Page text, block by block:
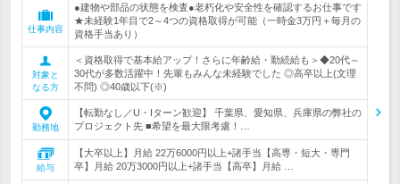
仕事内容
●建物や部品の状態を検査●老朽化や安全性を確認するお仕事です
★未経験1年目で2～4つの資格取得が可能（一時金3万円＋毎月の
資格手当あり）
対象と
なる方
＜資格取得で基本給アップ！さらに年齢給・勤続給も＞◆20代～
30代が多数活躍中！先輩もみんな未経験でした ◎高卒以上(文理
不問) ◎40歳以下(※)
勤務地
【転勤なし／U・Iターン歓迎】 千葉県、愛知県、兵庫県の弊社の
プロジェクト先 ■希望を最大限考慮！…
給与
【大卒以上】月給 22万6000円以上+諸手当【高専・短大・専門
卒】月給 20万3000円以上+諸手当【高卒】月給 …